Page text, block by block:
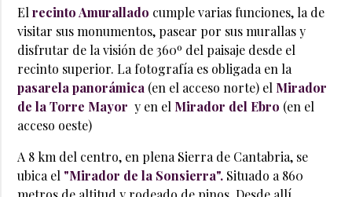
El recinto Amurallado cumple varias funciones, la de
visitar sus monumentos, pasear por sus murallas y
disfrutar de la visión de 360º del paisaje desde el
recinto superior. La fotografía es obligada en la
pasarela panorámica (en el acceso norte) el Mirador
de la Torre Mayor y en el Mirador del Ebro (en el
acceso oeste)
A 8 km del centro, en plena Sierra de Cantabria, se
ubica el "Mirador de la Sonsierra". Situado a 860